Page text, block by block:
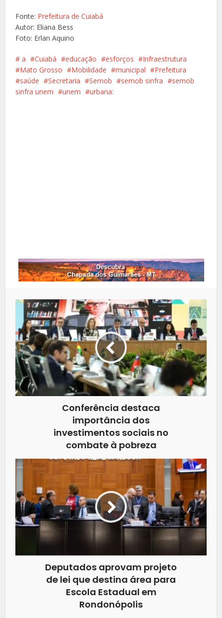
Fonte: Prefeitura de Cuiabá
Autor: Eliana Bess
Foto: Erlan Aquino
‍️ a Cuiabá educação esforços
Infraestrutura
Mato Grosso
Mobilidade municipal
Prefeitura
saúde
Secretaria Semob semob sinfra
semob
sinfra unem
unem urbana:
Conferência destaca
importância dos
investimentos sociais no
combate à pobreza
Deputados aprovam projeto
de lei que destina área para
Escola Estadual em
Rondonópolis